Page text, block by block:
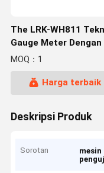
The LRK-WH811
Gauge Meter
MOQ：1
Harga terbaik
Deskripsi Produk
Sorotan